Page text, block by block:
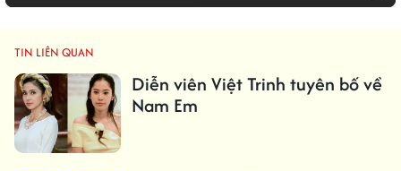
TIN LIÊN QUAN
Diễn viên Việt Trinh tuyên bố về
Nam Em